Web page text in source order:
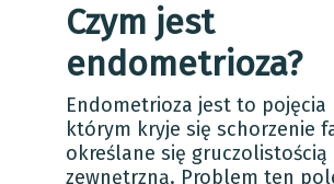
Czym jest
endometrioza?
Endometrioza jest to pojęcia
którym kryje się schorzenie
określane się gruczolistością
zewnętrzną. Problem ten